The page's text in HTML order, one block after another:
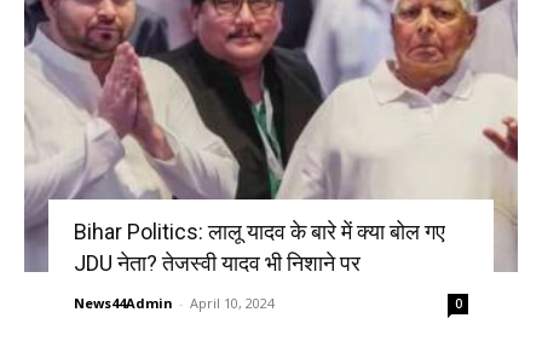
Bihar Politics: लालू यादव के बारे में क्या बोल गए
JDU नेता? तेजस्वी यादव भी निशाने पर
News44Admin - April 10, 2024 0